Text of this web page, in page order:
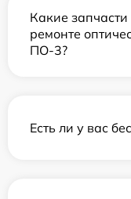
Какие
ремонте
ПО-3?
Есть ли у вас